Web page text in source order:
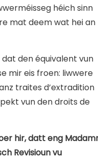
héich sinn
mat deem wat hei an
den équivalent vun
mir eis froen: liwwere
traites d’extradition
vun den droits de
hir, datt eng
Revisioun vu